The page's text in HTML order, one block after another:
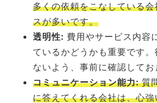
多くの依頼をこなしている
スが多いです。
透明性: 費用やサービス内容
ているかどうかも重要です
ないよう、事前に確認してお
コミュニケーション能力:質
に答えてくれる会社は、心